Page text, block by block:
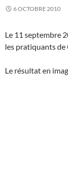
6 OCTOBRE 2010
Le 11 septembre
les pratiquants de
Le résultat en